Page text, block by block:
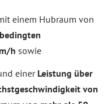
einem Hubraum von
h sowie
einer Leistung über
von